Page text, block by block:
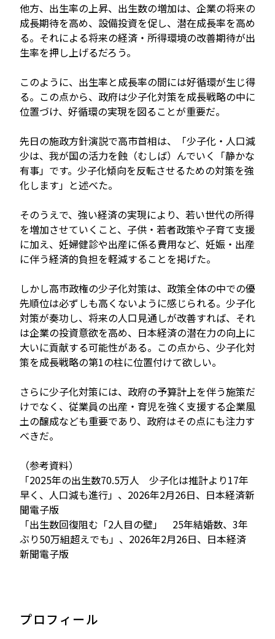
他方、出生率の上昇、出生数の増加は、企業の将来の
成長期待を高め、設備投資を促し、潜在成長率を高め
る。それによる将来の経済・所得環境の改善期待が出
生率を押し上げるだろう。
このように、出生率と成長率の間には好循環が生じ得
る。この点から、政府は少子化対策を成長戦略の中に
位置づけ、好循環の実現を図ることが重要だ。
先日の施政方針演説で高市首相は、「少子化・人口減
少は、我が国の活力を蝕（むしば）んでいく「静かな
有事」です。少子化傾向を反転させるための対策を強
化します」と述べた。
そのうえで、強い経済の実現により、若い世代の所得
を増加させていくこと、子供・若者政策や子育て支援
に加え、妊婦健診や出産に係る費用など、妊娠・出産
に伴う経済的負担を軽減することを掲げた。
しかし高市政権の少子化対策は、政策全体の中での優
先順位は必ずしも高くないように感じられる。少子化
対策が奏功し、将来の人口見通しが改善すれば、それ
は企業の投資意欲を高め、日本経済の潜在力の向上に
大いに貢献する可能性がある。この点から、少子化対
策を成長戦略の第1の柱に位置付けて欲しい。
さらに少子化対策には、政府の予算計上を伴う施策だ
けでなく、従業員の出産・育児を強く支援する企業風
土の醸成なども重要であり、政府はその点にも注力す
べきだ。
（参考資料）
「2025年の出生数70.5万人 少子化は推計より17年
早く、人口減も進行」、2026年2月26日、日本経済新
聞電子版
「出生数回復阻む「2人目の壁」 25年結婚数、3年
ぶり50万組超えでも」、2026年2月26日、日本経済
新聞電子版
プロフィール